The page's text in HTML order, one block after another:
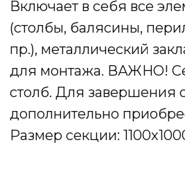
Включает в себя все
(столбы, балясины,
пр.), металлический
для монтажа. ВАЖНО!
столб. Для завершения
дополнительно
Размер секции: